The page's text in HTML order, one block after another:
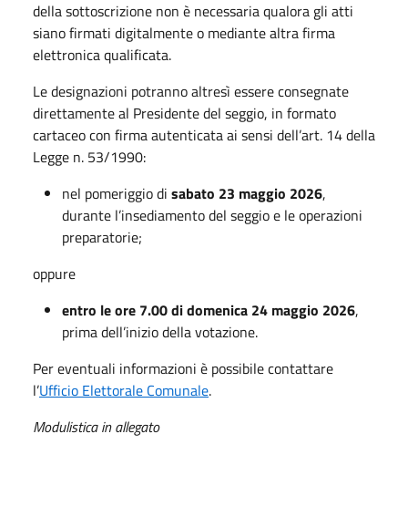
della sottoscrizione non è necessaria qualora gli atti
siano firmati digitalmente o mediante altra firma
elettronica qualificata.
Le designazioni potranno altresì essere consegnate
direttamente al Presidente del seggio, in formato
cartaceo con firma autenticata ai sensi dell’art. 14 della
Legge n. 53/1990:
nel pomeriggio di sabato 23 maggio 2026,
durante l’insediamento del seggio e le operazioni
preparatorie;
oppure
entro le ore 7.00 di domenica 24 maggio 2026,
prima dell’inizio della votazione.
Per eventuali informazioni è possibile contattare
l’Ufficio Elettorale Comunale.
Modulistica in allegato